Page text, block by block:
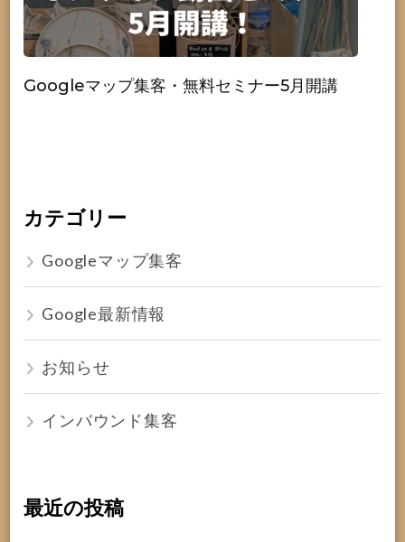
Googleマップ集客・無料セミナー5月開講
カテゴリー
Googleマップ集客
Google最新情報
お知らせ
インバウンド集客
最近の投稿